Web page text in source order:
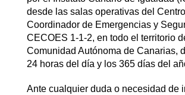
desde las salas operativas del Centro
Coordinador de Emergencias y
CECOES 1-1-2, en todo el territorio
Comunidad Autónoma de Canarias,
24 horas del día y los 365 días del
Ante cualquier duda o necesidad de